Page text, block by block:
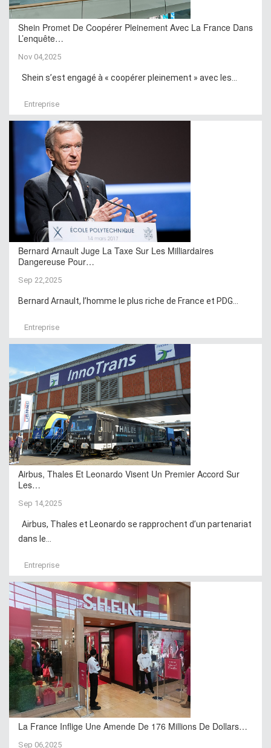
Shein Promet De Coopérer Pleinement Avec La France Dans
L’enquête…
Nov 04,2025
Shein s’est engagé à « coopérer pleinement » avec les...
Entreprise
Bernard Arnault Juge La Taxe Sur Les Milliardaires
Dangereuse Pour…
Sep 22,2025
Bernard Arnault, l’homme le plus riche de France et PDG...
Entreprise
Airbus, Thales Et Leonardo Visent Un Premier Accord Sur
Les…
Sep 14,2025
Airbus, Thales et Leonardo se rapprochent d’un partenariat
dans le...
Entreprise
La France Inflige Une Amende De 176 Millions De Dollars…
Sep 06,2025